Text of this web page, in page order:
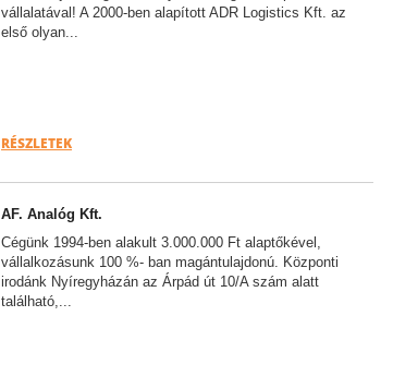
vállalatával! A 2000-ben alapított ADR Logistics Kft. az
első olyan...
RÉSZLETEK
AF. Analóg Kft.
Cégünk 1994-ben alakult 3.000.000 Ft alaptőkével,
vállalkozásunk 100 %- ban magántulajdonú. Központi
irodánk Nyíregyházán az Árpád út 10/A szám alatt
található,...